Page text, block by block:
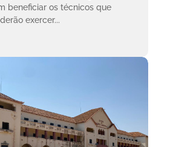
beneficiar os técnicos que
exercer...